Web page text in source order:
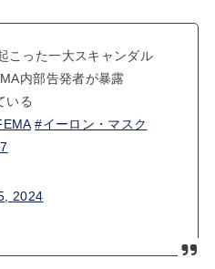
こった一大スキャンダル
内部告発者が暴露
いる
#イーロン・マスク
2024